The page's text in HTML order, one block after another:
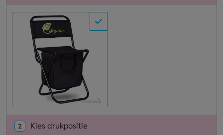
2 Kies drukpositie